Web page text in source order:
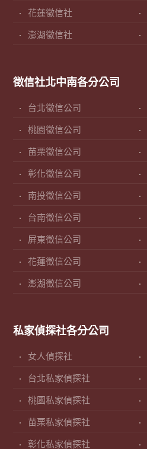
花蓮徵信社
澎湖徵信社
徵信社北中南各分公司
台北徵信公司
桃園徵信公司
苗栗徵信公司
彰化徵信公司
南投徵信公司
台南徵信公司
屏東徵信公司
花蓮徵信公司
澎湖徵信公司
私家偵探社各分公司
女人偵探社
台北私家偵探社
桃園私家偵探社
苗栗私家偵探社
彰化私家偵探社